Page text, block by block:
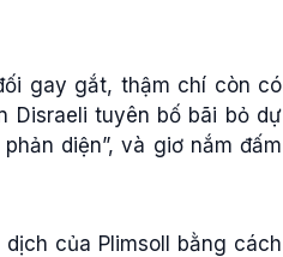
gay gắt, thậm chí còn có
Disraeli tuyên bố bãi bỏ dự
diện”, và giơ nắm đấm
của Plimsoll bằng cách